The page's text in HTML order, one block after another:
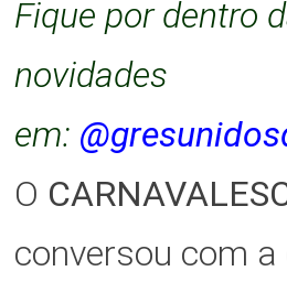
Fique por dentro
novidades
em:
O
conversou com a